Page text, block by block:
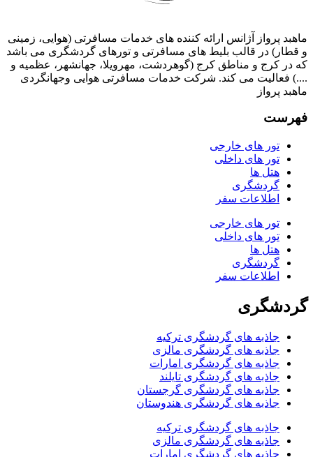
ماهبد پرواز آژانس ارائه کننده های خدمات مسافرتی (هوایی، زمینی
و قطار) در قالب بلیط های مسافرتی و تورهای گردشگری می باشد
که در کرج و مناطق کرج (گوهردشت، مهرویلا، جهانشهر، عظمیه و
....) فعالیت می کند. شرکت خدمات مسافرتی هوایی وجهانگردی
ماهبد پرواز
فهرست
تور های خارجی
تور های داخلی
هتل ها
گردشگری
اطلاعات سفر
تور های خارجی
تور های داخلی
هتل ها
گردشگری
اطلاعات سفر
گردشگری
جاذبه های گردشگری ترکیه
جاذبه های گردشگری مالزی
جاذبه های گردشگری امارات
جاذبه های گردشگری تایلند
جاذبه های گردشگری گرجستان
جاذبه های گردشگری هندوستان
جاذبه های گردشگری ترکیه
جاذبه های گردشگری مالزی
جاذبه های گردشگری امارات